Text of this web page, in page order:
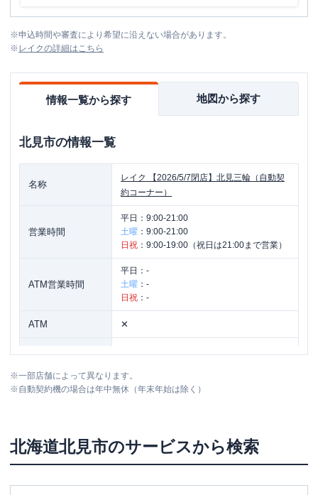
※申込時間や審査により希望に沿えない場合があります。
※ レイクの詳細はこちら
情報一覧から探す 地図から探す
北見市の情報一覧
名称
レイク
【2026/5/7閉店】北見三輪（自動契
約コーナー）
営業時間
平日： 9:00-21:00
土曜 ： 9:00-21:00
日祝 ： 9:00-19:00（祝日は21:00まで営業）
ATM営業時間
平日： -
土曜 ： -
日祝 ： -
ATM ✕
住所 北海道北見市東三輪1丁目31番地58
※一部店舗によって異なります。
※自動契約機の場合は年中無休（年末年始は除く）
北海道北見市のサービスから検索